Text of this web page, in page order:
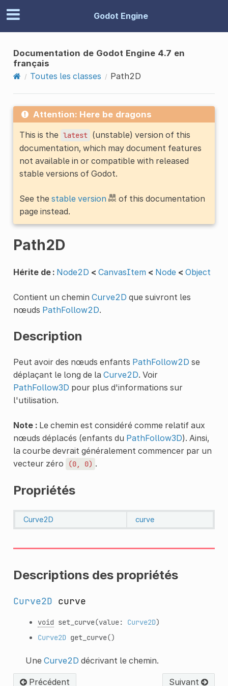
Godot Engine
Documentation de Godot Engine 4.7 en
français
Toutes les classes
Path2D
Attention: Here be dragons
This is the latest (unstable) version of this
documentation, which may document features
not available in or compatible with released
stable versions of Godot.
See the stable version
of this documentation
page instead.
Path2D
Hérite de : Node2D < CanvasItem < Node < Object
Contient un chemin Curve2D que suivront les
nœuds PathFollow2D.
Description
Peut avoir des nœuds enfants PathFollow2D se
déplaçant le long de la Curve2D. Voir
PathFollow3D pour plus d'informations sur
l'utilisation.
Note :Le chemin est considéré comme relatif aux
nœuds déplacés (enfants du PathFollow3D). Ainsi,
la courbe devrait généralement commencer par un
vecteur zéro
(0, 0) .
Propriétés
Curve2D curve
Descriptions des propriétés
Curve2D curve
void set_curve(value: Curve2D)
Curve2D get_curve()
Une Curve2D décrivant le chemin.
Précédent Suivant